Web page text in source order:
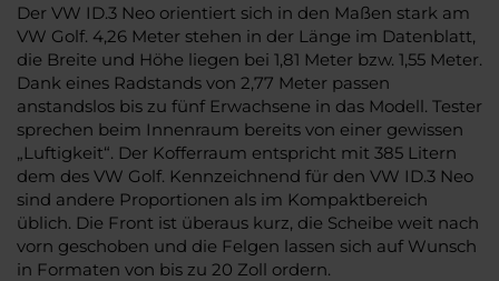
Der VW ID.3 Neo orientiert sich in den Maßen stark am
VW Golf. 4,26 Meter stehen in der Länge im Datenblatt,
die Breite und Höhe liegen bei 1,81 Meter bzw. 1,55 Meter.
Dank eines Radstands von 2,77 Meter passen
anstandslos bis zu fünf Erwachsene in das Modell. Tester
sprechen beim Innenraum bereits von einer gewissen
„Luftigkeit“. Der Kofferraum entspricht mit 385 Litern
dem des VW Golf. Kennzeichnend für den VW ID.3 Neo
sind andere Proportionen als im Kompaktbereich
üblich. Die Front ist überaus kurz, die Scheibe weit nach
vorn geschoben und die Felgen lassen sich auf Wunsch
in Formaten von bis zu 20 Zoll ordern.